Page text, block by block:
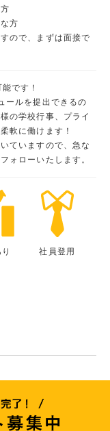
方
ので、まずは面接で
です！
ールを提出できるの
の学校行事、プライ
軟に働けます！
ていますので、急な
ォローいたします。
社員登用